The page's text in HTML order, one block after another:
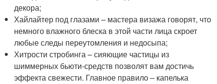
декора;
Хайлайтер под глазами – мастера визажа говорят, что
немного влажного блеска в этой части лица скроет
любые следы переутомления и недосыпа;
Хитрости стробинга – сияющие частицы из
шиммерных бьюти-средств позволят вам достичь
эффекта свежести. Главное правило – капелька